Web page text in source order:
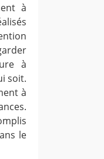
à
à
soit.
à
le